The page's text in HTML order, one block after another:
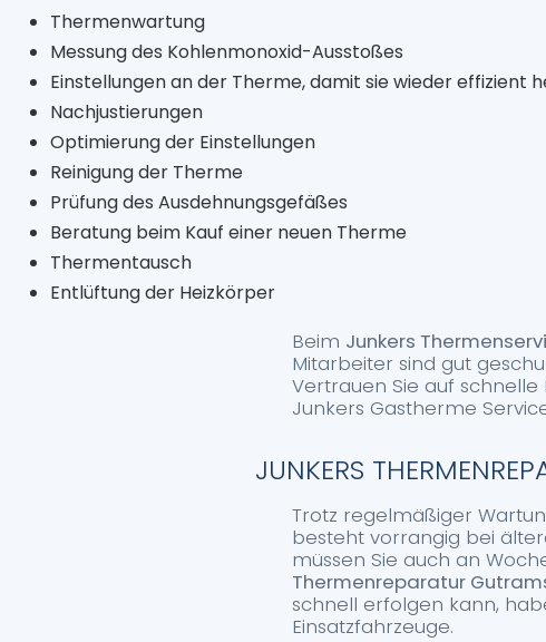
Thermenwartung
Messung des Kohlenmonoxid-Ausstoßes
Einstellungen an der Therme, damit sie wieder effizient
Nachjustierungen
Optimierung der Einstellungen
Reinigung der Therme
Prüfung des Ausdehnungsgefäßes
Beratung beim Kauf einer neuen Therme
Thermentausch
Entlüftung der Heizkörper
Beim Junkers
Mitarbeiter sind gut
Vertrauen Sie auf
Junkers Gastherme
JUNKERS
Trotz regelmäßiger
besteht vorrangig bei
müssen Sie auch an
Thermenreparatur
schnell erfolgen kann,
Einsatzfahrzeuge.